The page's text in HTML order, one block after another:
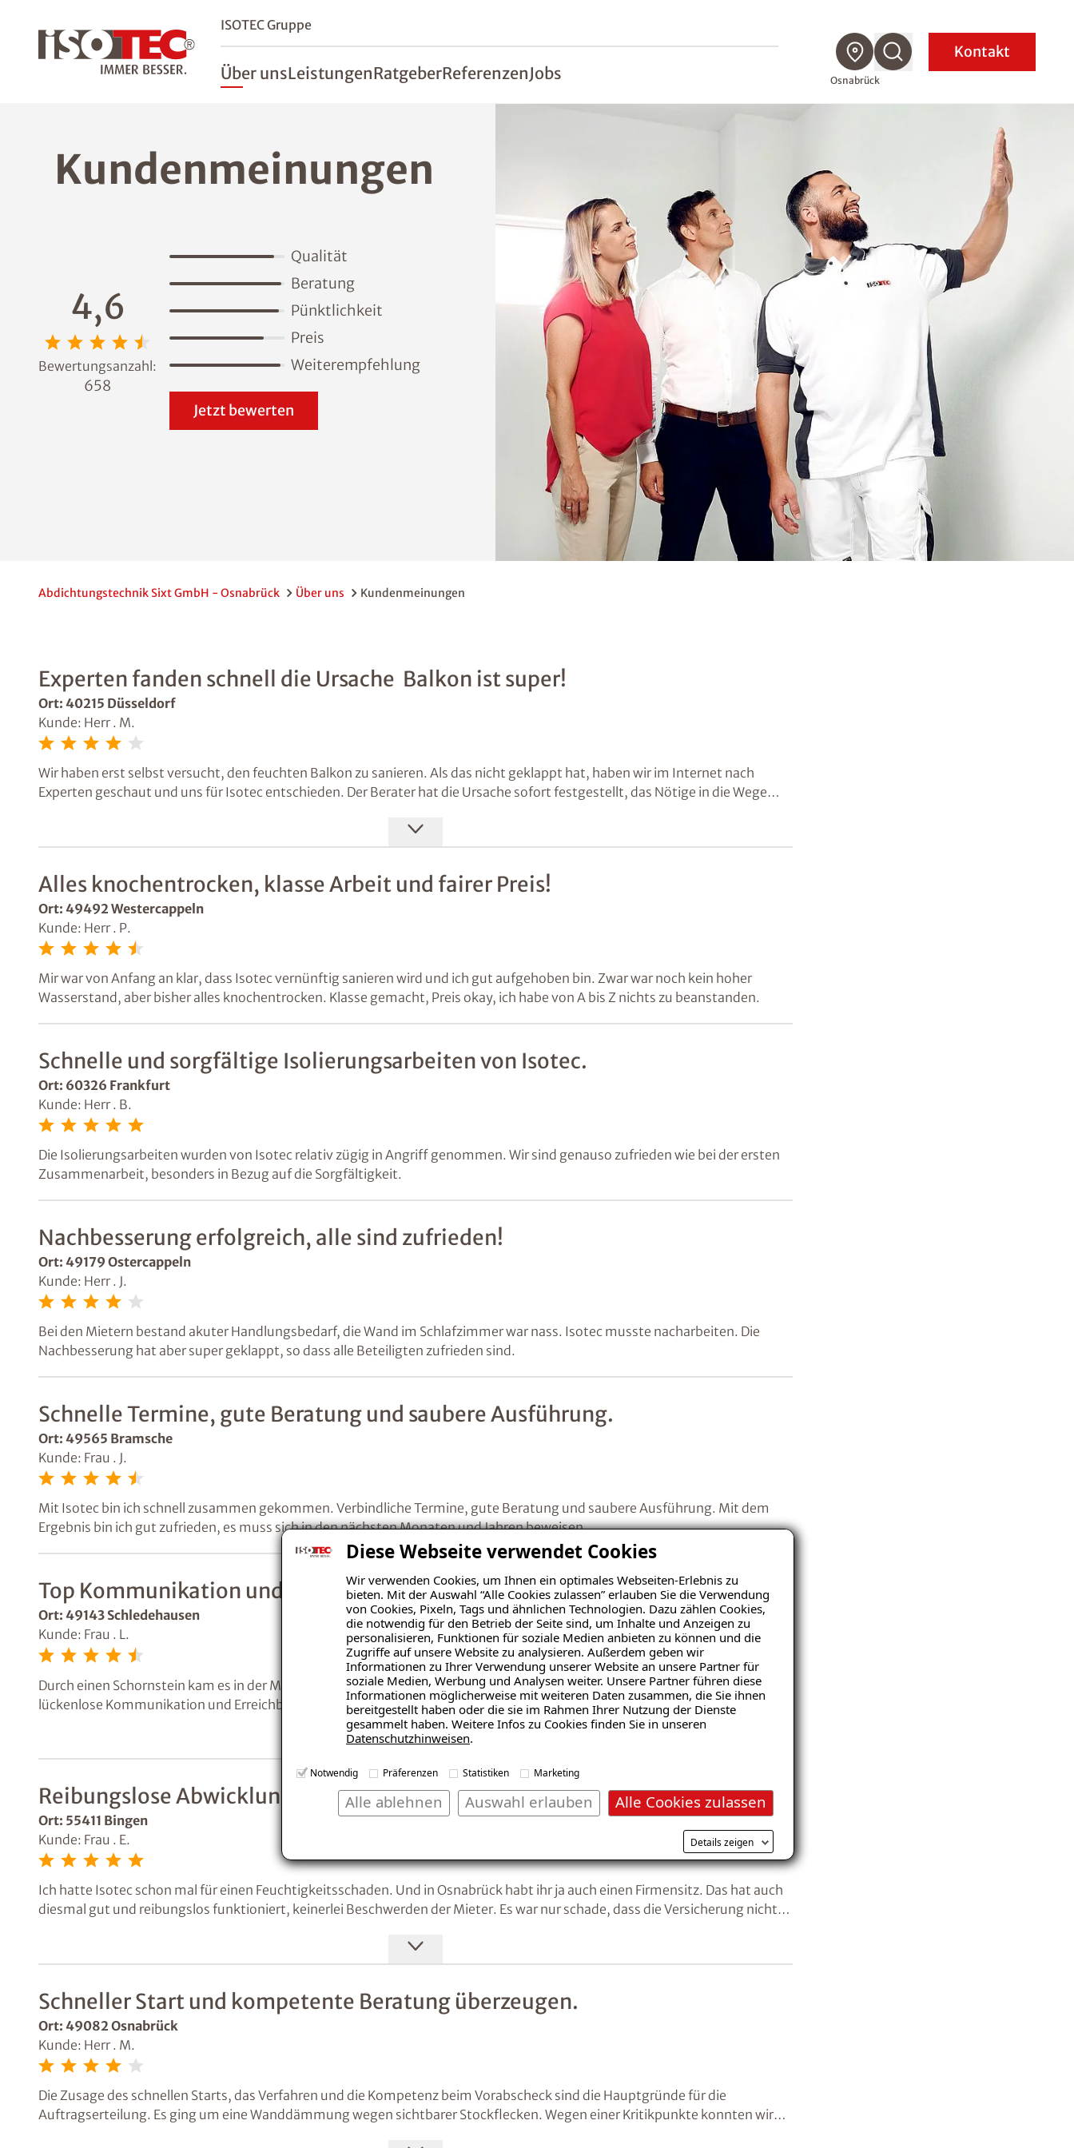
Diese Webseite verwendet Cookies
Wir verwenden Cookies, um Ihnen ein optimales Webseiten-Erlebnis zu
bieten. Mit der Auswahl “Alle Cookies zulassen” erlauben Sie die Verwendung
von Cookies, Pixeln, Tags und ähnlichen Technologien. Dazu zählen Cookies,
die notwendig für den Betrieb der Seite sind, um Inhalte und Anzeigen zu
personalisieren, Funktionen für soziale Medien anbieten zu können und die
Zugriffe auf unsere Website zu analysieren. Außerdem geben wir
Informationen zu Ihrer Verwendung unserer Website an unsere Partner für
soziale Medien, Werbung und Analysen weiter. Unsere Partner führen diese
Informationen möglicherweise mit weiteren Daten zusammen, die Sie ihnen
bereitgestellt haben oder die sie im Rahmen Ihrer Nutzung der Dienste
gesammelt haben. Weitere Infos zu Cookies finden Sie in unseren
Datenschutzhinweisen.
Notwendig Präferenzen Statistiken Marketing
Alle Cookies zulassen
Auswahl erlauben
Alle ablehnen
Details zeigen
ISOTEC Gruppe
Über unsLeistungenRatgeberReferenzenJobs Osnabrück
Kontakt
Kundenmeinungen
4,6
Bewertungsanzahl:
658
Qualität
Beratung
Pünktlichkeit
Preis
Weiterempfehlung
Jetzt bewerten
Abdichtungstechnik Sixt GmbH - Osnabrück Über uns Kundenmeinungen
Experten fanden schnell die Ursache  Balkon ist super!
Ort: 40215 Düsseldorf
Kunde: Herr . M.
Wir haben erst selbst versucht, den feuchten Balkon zu sanieren. Als das nicht geklappt hat, haben wir im Internet nach
Experten geschaut und uns für Isotec entschieden. Der Berater hat die Ursache sofort festgestellt, das Nötige in die Wege
Alles knochentrocken, klasse Arbeit und fairer Preis!
Ort: 49492 Westercappeln
Kunde: Herr . P.
Mir war von Anfang an klar, dass Isotec vernünftig sanieren wird und ich gut aufgehoben bin. Zwar war noch kein hoher
Wasserstand, aber bisher alles knochentrocken. Klasse gemacht, Preis okay, ich habe von A bis Z nichts zu beanstanden.
Schnelle und sorgfältige Isolierungsarbeiten von Isotec.
Ort: 60326 Frankfurt
Kunde: Herr . B.
Die Isolierungsarbeiten wurden von Isotec relativ zügig in Angriff genommen. Wir sind genauso zufrieden wie bei der ersten
Zusammenarbeit, besonders in Bezug auf die Sorgfältigkeit.
Nachbesserung erfolgreich, alle sind zufrieden!
Ort: 49179 Ostercappeln
Kunde: Herr . J.
Bei den Mietern bestand akuter Handlungsbedarf, die Wand im Schlafzimmer war nass. Isotec musste nacharbeiten. Die
Nachbesserung hat aber super geklappt, so dass alle Beteiligten zufrieden sind.
Schnelle Termine, gute Beratung und saubere Ausführung.
Ort: 49565 Bramsche
Kunde: Frau . J.
Mit Isotec bin ich schnell zusammen gekommen. Verbindliche Termine, gute Beratung und saubere Ausführung. Mit dem
Ergebnis bin ich gut zufrieden, es muss sich in den nächsten Monaten und Jahren beweisen.
Top Kommunikation und keine Beschwerden mehr!
Ort: 49143 Schledehausen
Kunde: Frau . L.
Durch einen Schornstein kam es in der Mietwohnung zu einem Feuchtigkeitsschaden. Angenehm war die gute und
lückenlose Kommunikation und Erreichbarkeit. Über den Werdegang wurde ich informiert. Die Mieter haben keine
Reibungslose Abwicklung und zufriedene Mieter.
Ort: 55411 Bingen
Kunde: Frau . E.
Ich hatte Isotec schon mal für einen Feuchtigkeitsschaden. Und in Osnabrück habt ihr ja auch einen Firmensitz. Das hat auch
diesmal gut und reibungslos funktioniert, keinerlei Beschwerden der Mieter. Es war nur schade, dass die Versicherung nicht
Schneller Start und kompetente Beratung überzeugen.
Ort: 49082 Osnabrück
Kunde: Herr . M.
Die Zusage des schnellen Starts, das Verfahren und die Kompetenz beim Vorabscheck sind die Hauptgründe für die
Auftragserteilung. Es ging um eine Wanddämmung wegen sichtbarer Stockflecken. Wegen einer Kritikpunkte konnten wir